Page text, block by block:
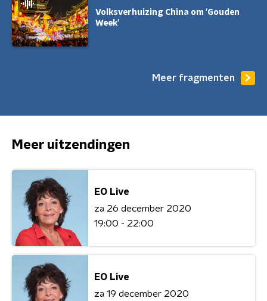
Volksverhuizing China om 'Gouden
Week'
Meer fragmenten
Meer uitzendingen
EO Live
za 26 december 2020
19:00 - 22:00
EO Live
za 19 december 2020